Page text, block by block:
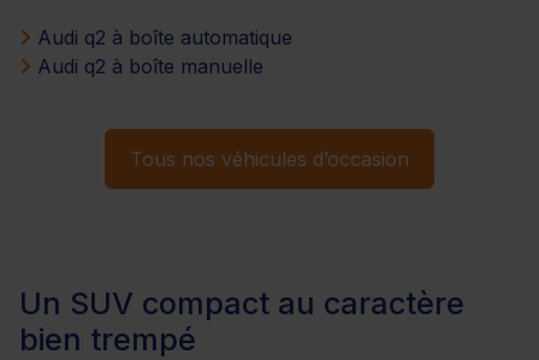
Audi q2 à boîte automatique
Audi q2 à boîte manuelle
Tous nos véhicules d’occasion
Un SUV compact au caractère
bien trempé